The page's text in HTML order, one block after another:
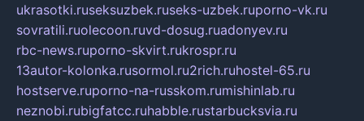
ukrasotki.ruseksuzbek.ruseks-uzbek.ruporno-vk.ru
sovratili.ruolecoon.ruvd-dosug.ruadonyev.ru
rbc-news.ruporno-skvirt.rukrospr.ru
13autor-kolonka.rusormol.ru2rich.ruhostel-65.ru
hostserve.ruporno-na-russkom.rumishinlab.ru
neznobi.rubigfatcc.ruhabble.rustarbucksvia.ru